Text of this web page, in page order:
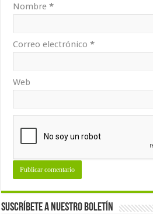
Nombre*
Correo electrónico*
Web
Suscríbete a nuestro Boletín